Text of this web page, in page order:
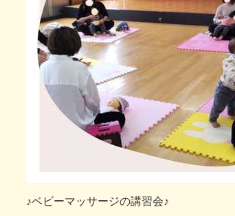
♪ベ ビーマッサージの講習会♪